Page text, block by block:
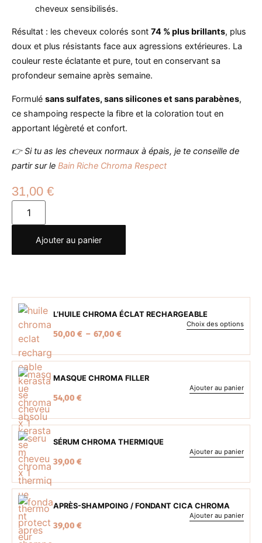
cheveux sensibilisés.
Résultat : les cheveux colorés sont 74 % plus brillants, plus
doux et plus résistants face aux agressions extérieures. La
couleur reste éclatante et pure, tout en conservant sa
profondeur semaine après semaine.
Formulé sans sulfates, sans silicones et sans parabènes,
ce shampoing respecte la fibre et la coloration tout en
apportant légèreté et confort.
👉 Si tu as les cheveux normaux à épais, je te conseille de
partir sur le Bain Riche Chroma Respect
31,00 €
Ajouter au panier
L’HUILE CHROMA ÉCLAT RECHARGEABLE
50,00 € – 67,00 €
Choix des options
MASQUE CHROMA FILLER
54,00 €
Ajouter au panier
SÉRUM CHROMA THERMIQUE
39,00 €
Ajouter au panier
APRÈS-SHAMPOING / FONDANT CICA CHROMA
39,00 €
Ajouter au panier